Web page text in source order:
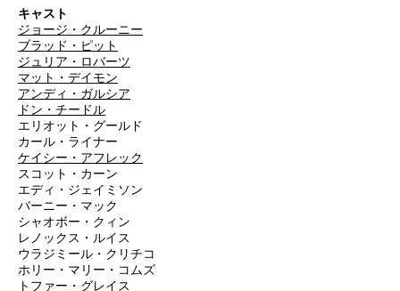
キャスト
ジョージ・クルーニー
ブラッド・ピット
ジュリア・ロバーツ
マット・デイモン
アンディ・ガルシア
ドン・チードル
エリオット・グールド
カール・ライナー
ケイシー・アフレック
スコット・カーン
エディ・ジェイミソン
バーニー・マック
シャオボー・クィン
レノックス・ルイス
ウラジミール・クリチコ
ホリー・マリー・コムズ
トファー・グレイス